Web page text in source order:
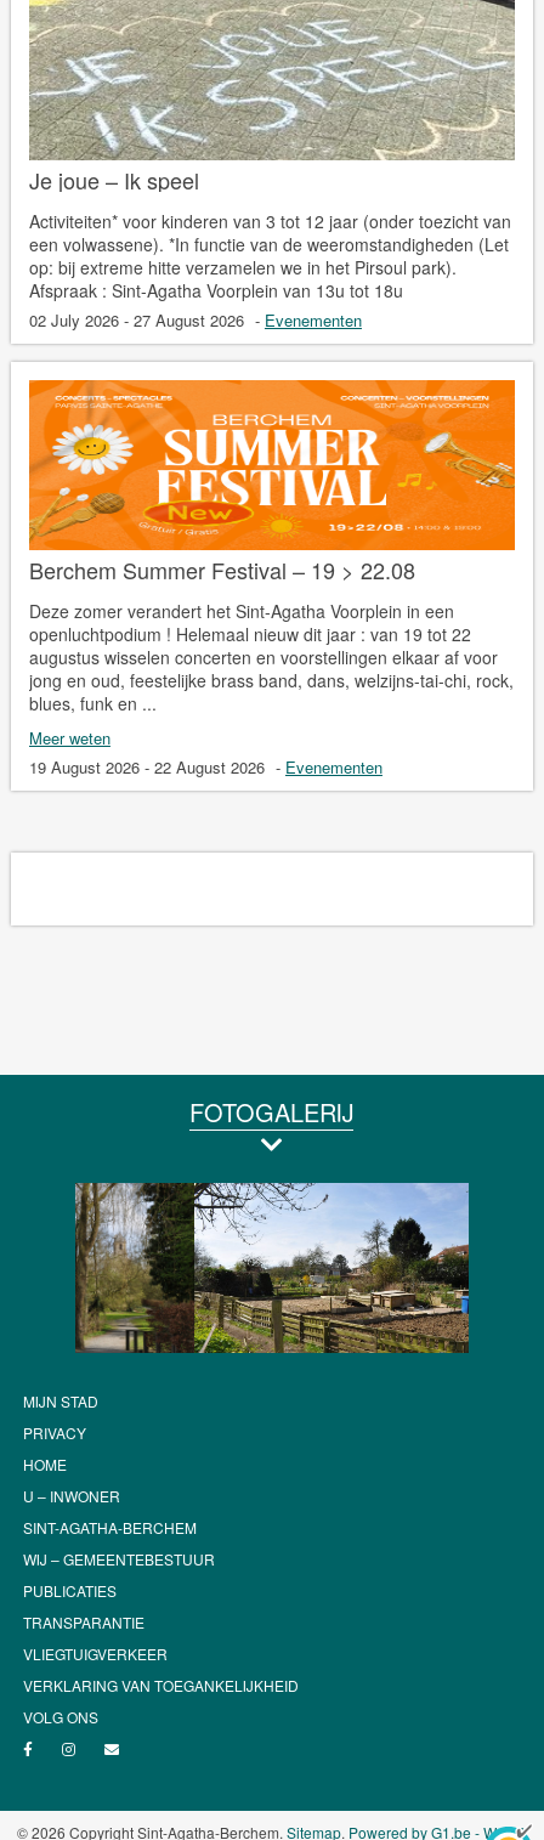
Je joue – Ik speel
Activiteiten* voor kinderen van 3 tot 12 jaar (onder toezicht van
een volwassene). *In functie van de weeromstandigheden (Let
op: bij extreme hitte verzamelen we in het Pirsoul park).
Afspraak : Sint-Agatha Voorplein van 13u tot 18u
02 July 2026 - 27 August 2026 - Evenementen
Berchem Summer Festival – 19 > 22.08
Deze zomer verandert het Sint-Agatha Voorplein in een
openluchtpodium ! Helemaal nieuw dit jaar : van 19 tot 22
augustus wisselen concerten en voorstellingen elkaar af voor
jong en oud, feestelijke brass band, dans, welzijns-tai-chi, rock,
blues, funk en ...
Meer weten
19 August 2026 - 22 August 2026 - Evenementen
FOTOGALERIJ
MIJN STAD
PRIVACY
HOME
U – INWONER
SINT-AGATHA-BERCHEM
WIJ – GEMEENTEBESTUUR
PUBLICATIES
TRANSPARANTIE
VLIEGTUIGVERKEER
VERKLARING VAN TOEGANKELIJKHEID
VOLG ONS
© 2026 Copyright Sint-Agatha-Berchem. Sitemap. Powered by G1.be - Web &